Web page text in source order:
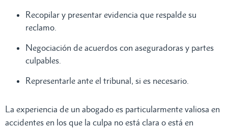
Recopilar y presentar evidencia que respalde su
reclamo.
Negociación de acuerdos con aseguradoras y partes
culpables.
Representarle ante el tribunal, si es necesario.
La experiencia de un abogado es particularmente valiosa en
accidentes en los que la culpa no está clara o está en